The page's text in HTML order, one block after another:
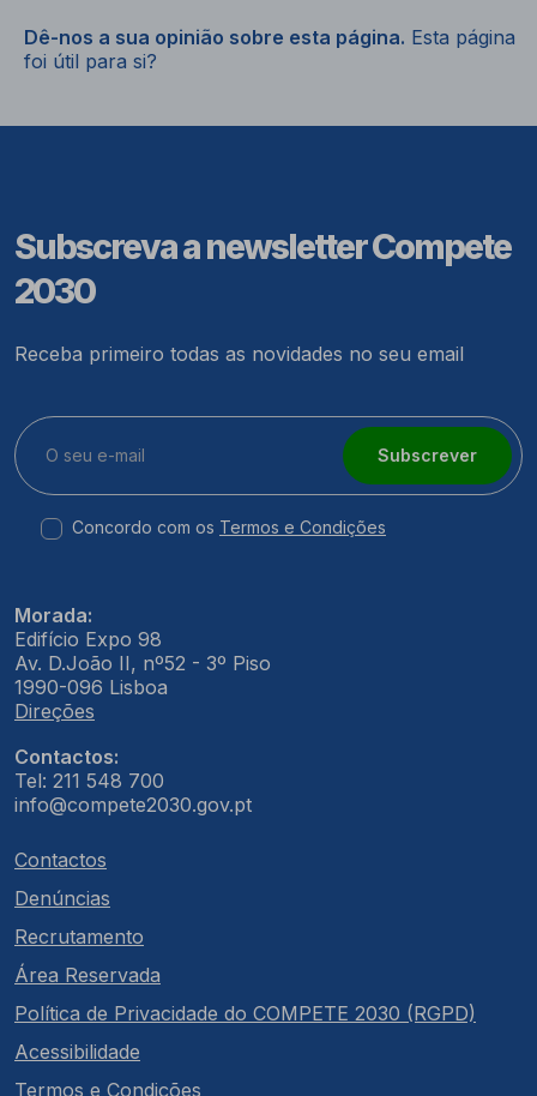
Dê-nos a sua opinião sobre esta página. Esta página
foi útil para si?
Subscreva a newsletter Compete
2030
Receba primeiro todas as novidades no seu email
Subscrever
Concordo com os Termos e Condições
Morada:
Edifício Expo 98
Av. D.João II, nº52 - 3º Piso
1990-096 Lisboa
Direções
Contactos:
Tel: 211 548 700
info@compete2030.gov.pt
Contactos
Denúncias
Recrutamento
Área Reservada
Política de Privacidade do COMPETE 2030 (RGPD)
Acessibilidade
Termos e Condições